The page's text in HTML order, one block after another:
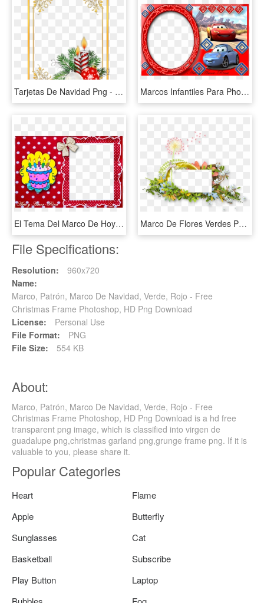
Tarjetas De Navidad Png - Marcos Para Tarjetas Navideñas, Transparent Png Marcos Infantiles Para Photoshop C Ars Wallpapers Real - Marcos De Fotos De Cars, HD Png Download
El Tema Del Marco De Hoy Es Para Un Cumpleaños Infantil, - Marcos De Cumpleaños Para, HD Png Download Marco De Flores Verdes Png , Png Download - กรอบ รูป ผัก Png, Transparent Png
File Specifications:
Resolution:
960x720
Name:
Marco, Patrón, Marco De Navidad, Verde, Rojo - Free
Christmas Frame Photoshop, HD Png Download
License:
Personal Use
File Format:
PNG
File Size:
554 KB
About:
Marco, Patrón, Marco De Navidad, Verde, Rojo - Free
Christmas Frame Photoshop, HD Png Download is a hd free
transparent png image, which is classified into virgen de
guadalupe png,christmas garland png,grunge frame png. If it is
valuable to you, please share it.
Popular Categories
Heart
Flame
Apple
Butterfly
Sunglasses
Cat
Basketball
Subscribe
Play Button
Laptop